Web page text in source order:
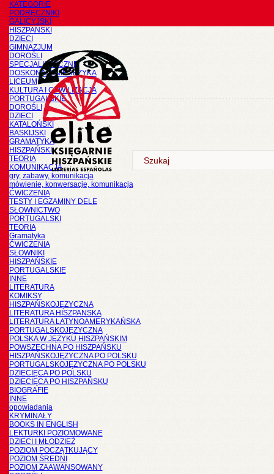
KATEGORIE
PODRĘCZNIKI
GALICYJSKI
HISZPAŃSKI
DZIECI
GIMNAZJUM
DOROŚLI
SPECJALISTYCZNE
DOSKONALENIE JĘZYKA
LICEUM
KULTURA I CYWILIZACJA
PORTUGALSKIE
DOROŚLI
DZIECI
KATALOŃSKI
BASKIJSKI
GRAMATYKA
HISZPAŃSKI
TEORIA
KOMUNIKACJA
gry, zabawy, komunikacja
mówienie, konwersacje, komunikacja
ĆWICZENIA
TESTY I EGZAMINY DELE
SŁOWNICTWO
PORTUGALSKI
TEORIA
Gramatyka
ĆWICZENIA
SŁOWNIKI
HISZPAŃSKIE
PORTUGALSKIE
INNE
LITERATURA
KOMIKSY
HISZPAŃSKOJĘZYCZNA
LITERATURA HISZPANSKA
LITERATURA LATYNOAMERYKAŃSKA
PORTUGALSKOJĘZYCZNA
POLSKA W JĘZYKU HISZPAŃSKIM
POWSZECHNA PO HISZPAŃSKU
HISZPAŃSKOJĘZYCZNA PO POLSKU
PORTUGALSKOJĘZYCZNA PO POLSKU
DZIECIĘCA PO POLSKU
DZIECIĘCA PO HISZPAŃSKU
BIOGRAFIE
INNE
opowiadania
KRYMINAŁY
BOOKS IN ENGLISH
LEKTURKI POZIOMOWANE
DZIECI I MŁODZIEŻ
POZIOM POCZĄTKUJĄCY
POZIOM ŚREDNI
POZIOM ZAAWANSOWANY